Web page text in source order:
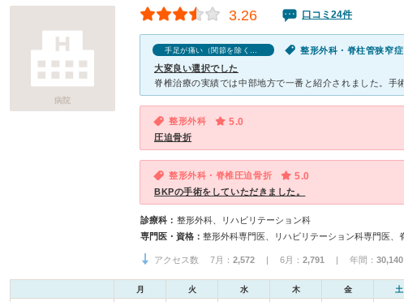
病院
3.26 口コミ24件
手足が痛い（関節を除く）の口コミ
大変良い選択でした
整形外科 5.0
圧迫骨折
整形外科・脊椎圧迫骨折 5.0
BKPの手術をしていただきました。
診療科： 整形外科、リハビリテーション科
専門医・資格：
アクセス数 7月： 2,572 | 6月： 2,791 | 年間： 30,140
月 火 水 木 金 土